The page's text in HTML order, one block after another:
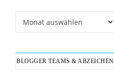
BLOGGER TEAMS & ABZEICHEN